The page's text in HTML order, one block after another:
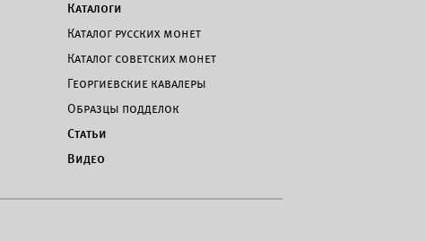
Каталоги
Каталог русских монет
Каталог советских монет
Георгиевские кавалеры
Образцы подделок
Статьи
Видео